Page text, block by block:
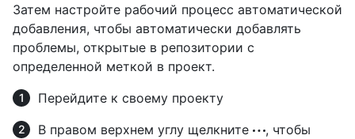
Затем настройте рабочий процесс автоматической
добавления, чтобы автоматически добавлять
проблемы, открытые в репозитории с
определенной меткой в проект.
Перейдите к своему проекту
В правом верхнем углу щелкните
, чтобы